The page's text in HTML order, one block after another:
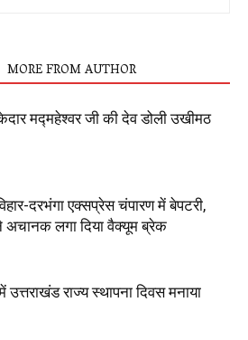
MORE FROM AUTHOR
केदार मद्महेश्वर जी की देव डोली उखीमठ
दरभंगा एक्सप्रेस चंपारण में बेपटरी,
अचानक लगा दिया वैक्यूम ब्रेक
राज्य स्थापना दिवस मनाया